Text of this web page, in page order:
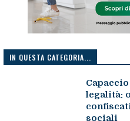
IN QUESTA CATEGORIA...
legalità:
sociali